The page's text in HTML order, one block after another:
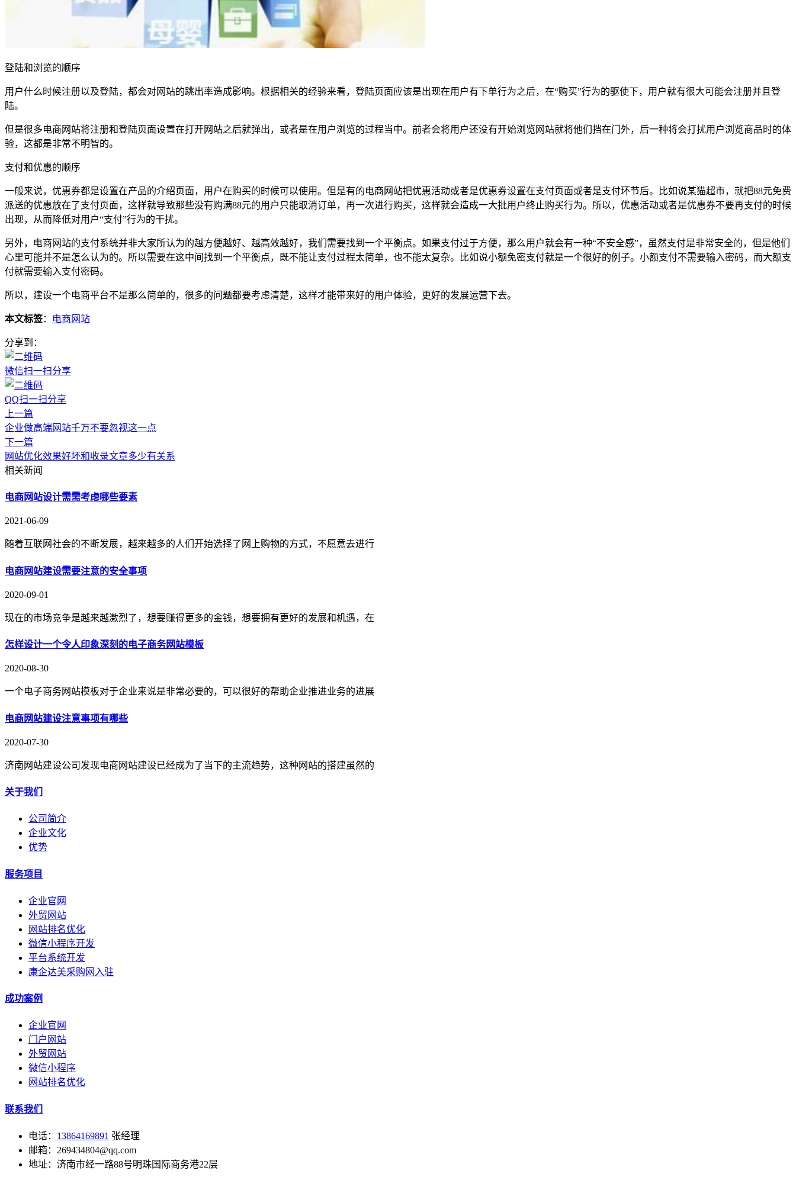
登陆和浏览的顺序
用户什么时候注册以及登陆，都会对网站的跳出率造成影响。根据相关的经验来看，登陆页面应该是出现在用户有下单行为之后，在“购买”行为的驱使下，用户就有很大可能会注册并且登
陆。
但是很多电商网站将注册和登陆页面设置在打开网站之后就弹出，或者是在用户浏览的过程当中。前者会将用户还没有开始浏览网站就将他们挡在门外，后一种将会打扰用户浏览商品时的体
验，这都是非常不明智的。
支付和优惠的顺序
一般来说，优惠券都是设置在产品的介绍页面，用户在购买的时候可以使用。但是有的电商网站把优惠活动或者是优惠券设置在支付页面或者是支付环节后。比如说某猫超市，就把88元免费
派送的优惠放在了支付页面，这样就导致那些没有购满88元的用户只能取消订单，再一次进行购买，这样就会造成一大批用户终止购买行为。所以，优惠活动或者是优惠券不要再支付的时候
出现，从而降低对用户“支付”行为的干扰。
另外，电商网站的支付系统并非大家所认为的越方便越好、越高效越好，我们需要找到一个平衡点。如果支付过于方便，那么用户就会有一种“不安全感”，虽然支付是非常安全的，但是他们
心里可能并不是怎么认为的。所以需要在这中间找到一个平衡点，既不能让支付过程太简单，也不能太复杂。比如说小额免密支付就是一个很好的例子。小额支付不需要输入密码，而大额支
付就需要输入支付密码。
所以，建设一个电商平台不是那么简单的，很多的问题都要考虑清楚，这样才能带来好的用户体验，更好的发展运营下去。
本文标签： 电商网站
分享到：
微信扫一扫分享
QQ扫一扫分享
上一篇
企业做高端网站千万不要忽视这一点
下一篇
网站优化效果好坏和收录文章多少有关系
相关新闻
电商网站设计需需考虑哪些要素
2021-06-09
随着互联网社会的不断发展，越来越多的人们开始选择了网上购物的方式，不愿意去进行
电商网站建设需要注意的安全事项
2020-09-01
现在的市场竞争是越来越激烈了，想要赚得更多的金钱，想要拥有更好的发展和机遇，在
怎样设计一个令人印象深刻的电子商务网站模板
2020-08-30
一个电子商务网站模板对于企业来说是非常必要的，可以很好的帮助企业推进业务的进展
电商网站建设注意事项有哪些
2020-07-30
济南网站建设公司发现电商网站建设已经成为了当下的主流趋势，这种网站的搭建虽然的
关于我们
公司简介
企业文化
优势
服务项目
企业官网
外贸网站
网站排名优化
微信小程序开发
平台系统开发
康企达美采购网入驻
成功案例
企业官网
门户网站
外贸网站
微信小程序
网站排名优化
联系我们
电话： 13864169891 张经理
邮箱：269434804@qq.com
地址：济南市经一路88号明珠国际商务港22层